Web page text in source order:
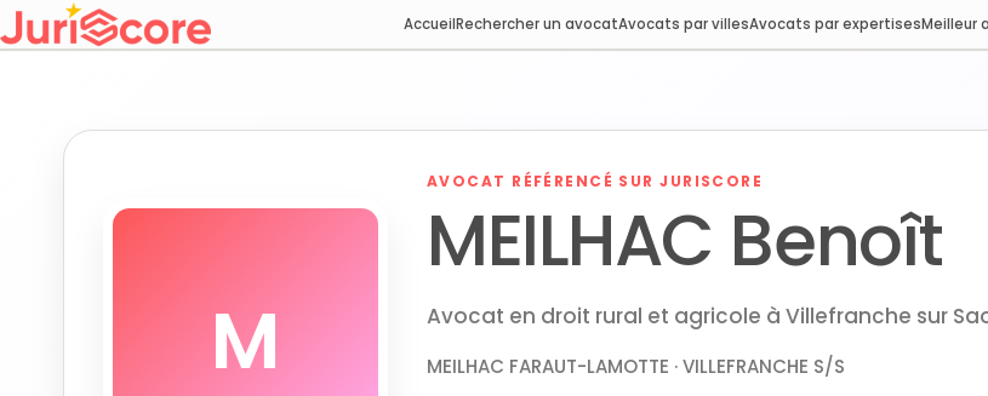
AccueilRechercher un avocatAvocats par villesAvocats par expertisesMeilleur
M
AVOCAT RÉFÉRENCÉ SUR JURISCORE
MEILHAC Benoît
Avocat en droit rural et agricole à Villefranche sur
MEILHAC FARAUT-LAMOTTE · VILLEFRANCHE S/S